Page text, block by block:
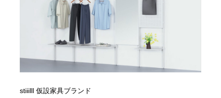
stiiilll 仮設家具ブランド